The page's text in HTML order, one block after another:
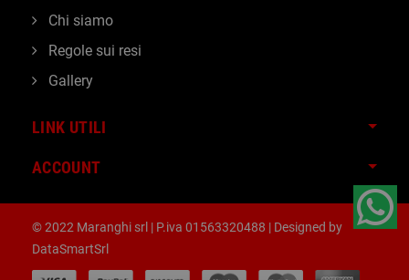
LINK UTILI
ACCOUNT
Chi siamo
Regole sui resi
Gallery
© 2022 Maranghi srl | P.iva 01563320488 | Designed by
DataSmartSrl